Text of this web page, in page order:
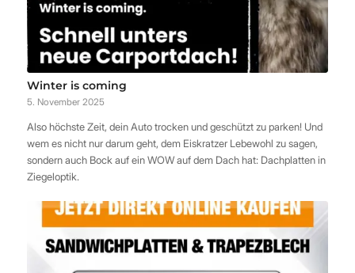
Winter is coming
5. November 2025
Also höchste Zeit, dein Auto trocken und geschützt zu parken! Und
wem es nicht nur darum geht, dem Eiskratzer Lebewohl zu sagen,
sondern auch Bock auf ein WOW auf dem Dach hat: Dachplatten in
Ziegeloptik.